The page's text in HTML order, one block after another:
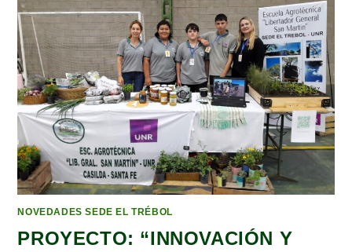
NOVEDADES SEDE EL TRÉBOL
PROYECTO: “INNOVACIÓN Y